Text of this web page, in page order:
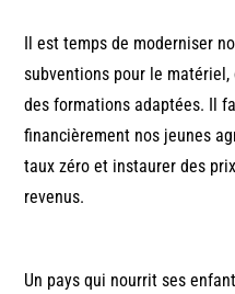
Il est temps de moderniser
subventions pour le
des formations adaptées. Il
financièrement nos jeunes
taux zéro et instaurer des
revenus.
Un pays qui nourrit ses